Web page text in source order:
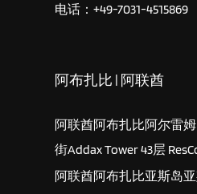
电话：+49-7031-4515869
阿布扎比 | 阿联酋
阿联酋阿布扎比阿尔雷
街Addax Tower 43层
阿联酋阿布扎比亚斯岛亚